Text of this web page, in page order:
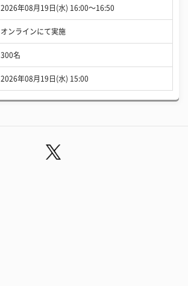
2026年08月19日(水) 16:00〜16:50
オンラインにて実施
300名
2026年08月19日(水) 15:00